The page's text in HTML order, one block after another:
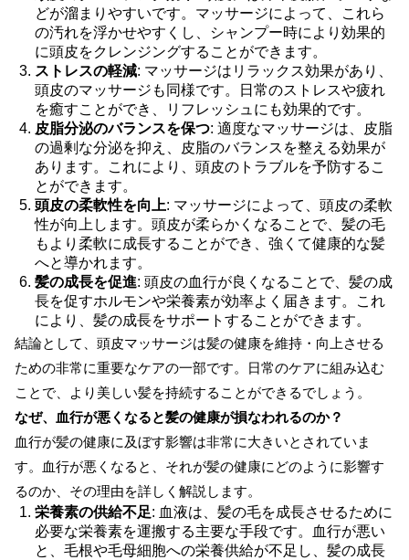
どが溜まりやすいです。マッサージによって、これら
の汚れを浮かせやすくし、シャンプー時により効果的
に頭皮をクレンジングすることができます。
ストレスの軽減: マッサージはリラックス効果があり、
頭皮のマッサージも同様です。日常のストレスや疲れ
を癒すことができ、リフレッシュにも効果的です。
皮脂分泌のバランスを保つ: 適度なマッサージは、皮脂
の過剰な分泌を抑え、皮脂のバランスを整える効果が
あります。これにより、頭皮のトラブルを予防するこ
とができます。
頭皮の柔軟性を向上: マッサージによって、頭皮の柔軟
性が向上します。頭皮が柔らかくなることで、髪の毛
もより柔軟に成長することができ、強くて健康的な髪
へと導かれます。
髪の成長を促進: 頭皮の血行が良くなることで、髪の成
長を促すホルモンや栄養素が効率よく届きます。これ
により、髪の成長をサポートすることができます。
結論として、頭皮マッサージは髪の健康を維持・向上させる
ための非常に重要なケアの一部です。日常のケアに組み込む
ことで、より美しい髪を持続することができるでしょう。
なぜ、血行が悪くなると髪の健康が損なわれるのか？
血行が髪の健康に及ぼす影響は非常に大きいとされていま
す。血行が悪くなると、それが髪の健康にどのように影響す
るのか、その理由を詳しく解説します。
栄養素の供給不足: 血液は、髪の毛を成長させるために
必要な栄養素を運搬する主要な手段です。血行が悪い
と、毛根や毛母細胞への栄養供給が不足し、髪の成長